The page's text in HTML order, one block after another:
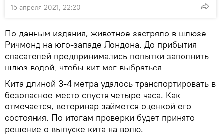
15 апреля 2021, 22:20
По данным издания, животное застряло в шлюзе
Ричмонд на юго-западе Лондона. До прибытия
спасателей предпринимались попытки заполнить
шлюз водой, чтобы кит мог выбраться.
Кита длиной 3-4 метра удалось транспортировать в
безопасное место спустя четыре часа. Как
отмечается, ветеринар займется оценкой его
состояния. По итогам проверки будет принято
решение о выпуске кита на волю.